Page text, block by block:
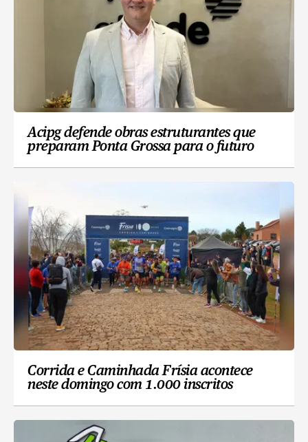
Acipg defende obras estruturantes que
preparam Ponta Grossa para o futuro
Corrida e Caminhada Frísia acontece
neste domingo com 1.000 inscritos